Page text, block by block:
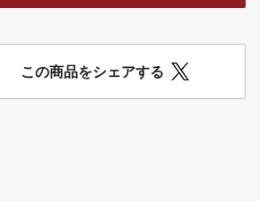
この商品をシェアする